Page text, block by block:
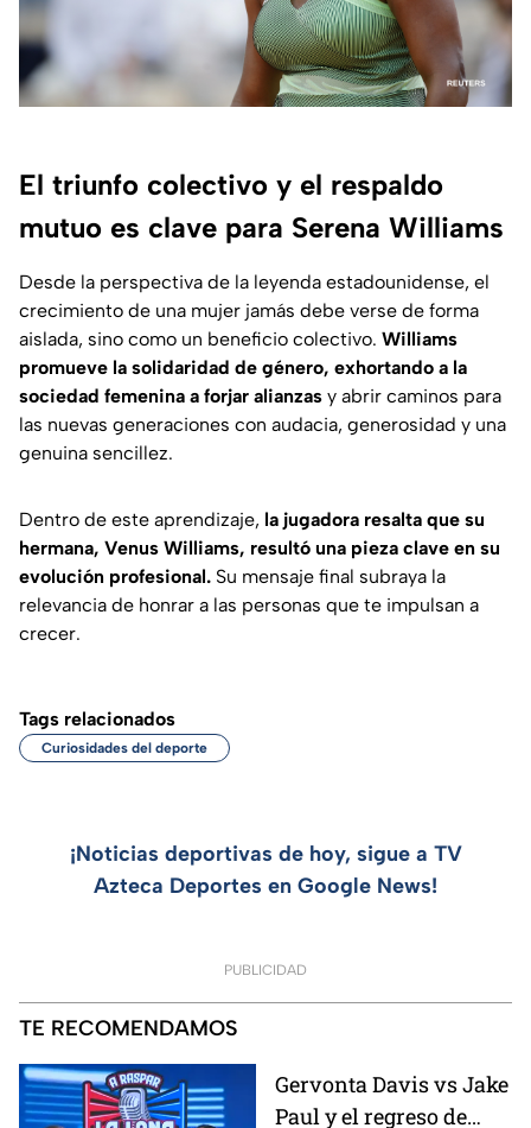
El triunfo colectivo y el respaldo
mutuo es clave para Serena Williams
Desde la perspectiva de la leyenda estadounidense, el
crecimiento de una mujer jamás debe verse de forma
aislada, sino como un beneficio colectivo. Williams
promueve la solidaridad de género, exhortando a la
sociedad femenina a forjar alianzas y abrir caminos para
las nuevas generaciones con audacia, generosidad y una
genuina sencillez.
Dentro de este aprendizaje, la jugadora resalta que su
hermana, Venus Williams, resultó una pieza clave en su
evolución profesional. Su mensaje final subraya la
relevancia de honrar a las personas que te impulsan a
crecer.
Tags relacionados
Curiosidades del deporte
¡Noticias deportivas de hoy, sigue a TV
Azteca Deportes en Google News!
PUBLICIDAD
TE RECOMENDAMOS
Gervonta Davis vs Jake
Paul y el regreso de